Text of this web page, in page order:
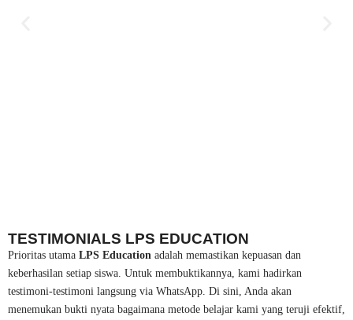
TESTIMONIALS LPS EDUCATION
Prioritas utama LPS Education adalah memastikan kepuasan dan
keberhasilan setiap siswa. Untuk membuktikannya, kami hadirkan
testimoni-testimoni langsung via WhatsApp. Di sini, Anda akan
menemukan bukti nyata bagaimana metode belajar kami yang teruji efektif,